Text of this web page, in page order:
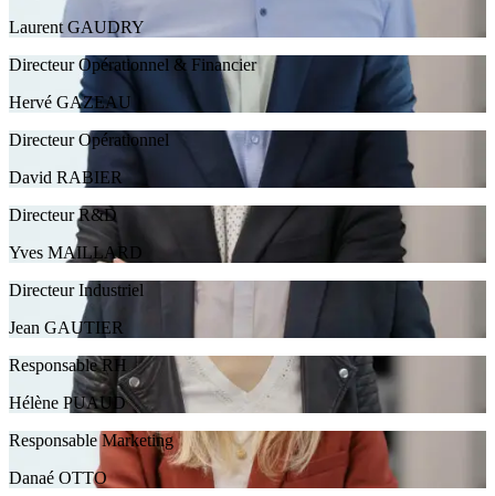
Laurent GAUDRY
Directeur Opérationnel & Financier
Hervé GAZEAU
Directeur Opérationnel
David RABIER
Directeur R&D
Yves MAILLARD
Directeur Industriel
Jean GAUTIER
Responsable RH
Hélène PUAUD
Responsable Marketing
Danaé OTTO